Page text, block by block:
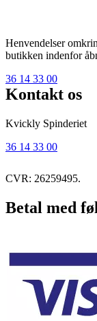
Henvendelser
butikken indenfor
36 14 33 00
Kontakt os
Kvickly Spinderiet
36 14 33 00
CVR: 26259495.
Betal med